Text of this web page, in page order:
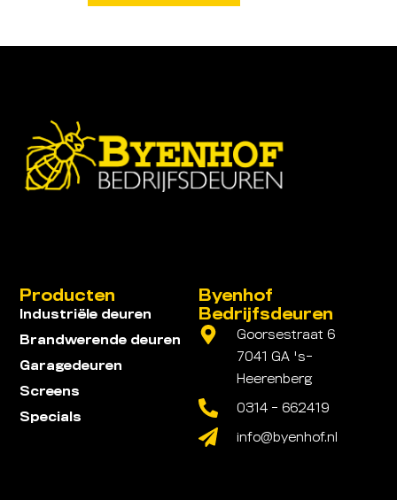
Byenhof
Bedrijfsdeuren
Goorsestraat 6
7041 GA 's-
Heerenberg
0314 - 662419
info@byenhof.nl
Producten
Industriële deuren
Brandwerende deuren
Garagedeuren
Screens
Specials